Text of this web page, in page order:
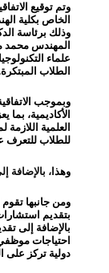
وتم توقيع
الخاص بكلية
وذلك برئاسة
علماء
الطلاب
الأكاديمية،
العلمية
للطلاب للتعرف
وهذا،
ومن جانبها تقوم
بالإضافة إلى
دولية تركز على